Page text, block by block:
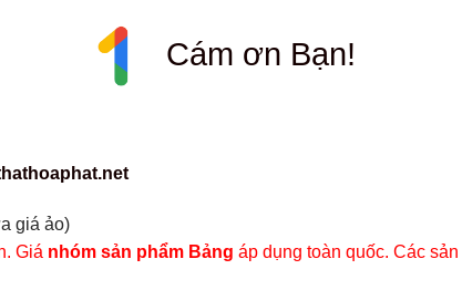
Cám ơn Bạn!
giá ảo)
Giá nhóm sản phẩm Bảng áp dụng toàn quốc. Các